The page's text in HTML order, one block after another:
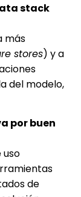
stack
más
stores) y a
del modelo,
por buen
uso
de